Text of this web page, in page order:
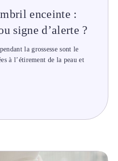
enceinte :
signe d’alerte ?
la grossesse sont le
à l’étirement de la peau et